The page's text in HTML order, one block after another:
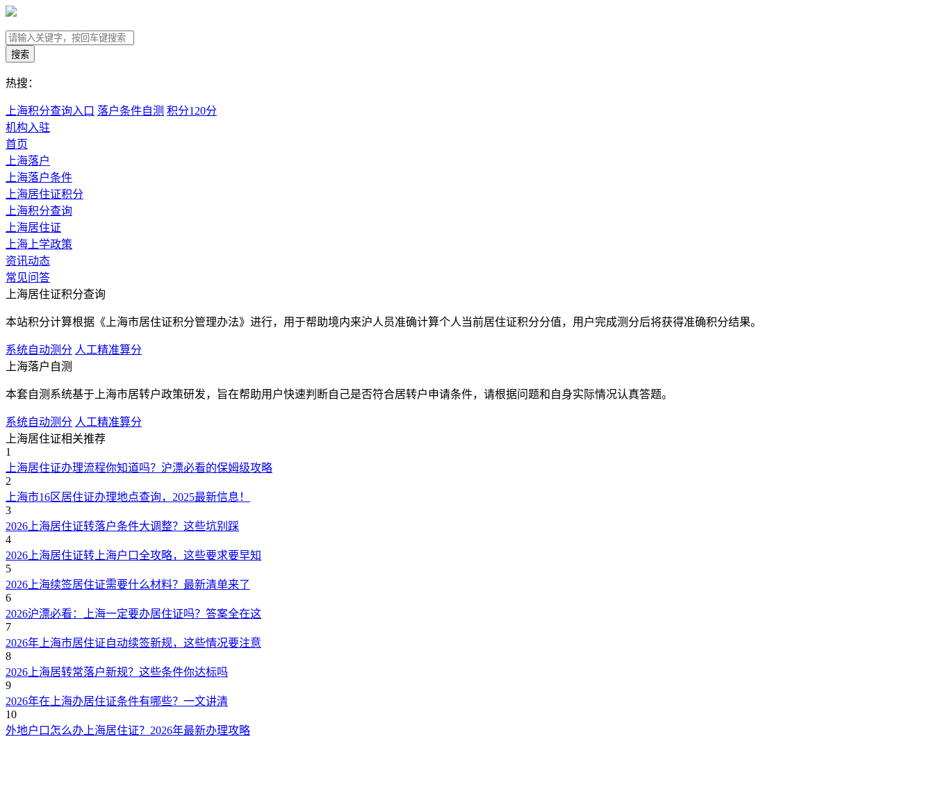
搜索
热搜：
上海积分查询入口 落户条件自测 积分120分
机构入驻
首页
上海落户
上海落户条件
上海居住证积分
上海积分查询
上海居住证
上海上学政策
资讯动态
常见问答
上海居住证积分查询
本站积分计算根据《上海市居住证积分管理办法》进行，用于帮助境内来沪人员准确计算个人当前居住证积分分值，用户完成测分后将获得准确积分结果。
系统自动测分 人工精准算分
上海落户自测
本套自测系统基于上海市居转户政策研发，旨在帮助用户快速判断自己是否符合居转户申请条件，请根据问题和自身实际情况认真答题。
系统自动测分 人工精准算分
上海居住证相关推荐
1
上海居住证办理流程你知道吗？沪漂必看的保姆级攻略
2
上海市16区居住证办理地点查询，2025最新信息！
3
2026上海居住证转落户条件大调整？这些坑别踩
4
2026上海居住证转上海户口全攻略，这些要求要早知
5
2026上海续签居住证需要什么材料？最新清单来了
6
2026沪漂必看：上海一定要办居住证吗？答案全在这
7
2026年上海市居住证自动续签新规，这些情况要注意
8
2026上海居转常落户新规？这些条件你达标吗
9
2026年在上海办居住证条件有哪些？一文讲清
10
外地户口怎么办上海居住证？2026年最新办理攻略